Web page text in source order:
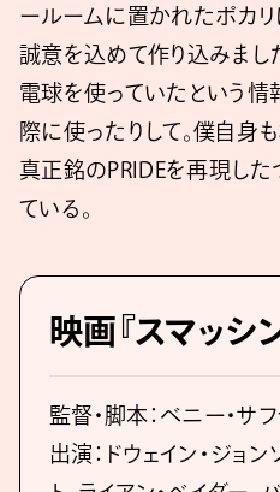
ールームに置かれたポカリ
誠意を込めて作り込みまし
電球を使っていたという情
際に使ったりして。僕自身
真正銘のPRIDEを再現した
ている。
映画『スマッシ
監督・脚本：ベニー・サフ
出演：ドウェイン・ジョン